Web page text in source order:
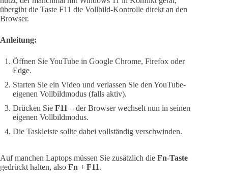
übergibt die Taste F11 die Vollbild-Kontrolle direkt an den
Browser.
Anleitung:
Öffnen Sie YouTube in Google Chrome, Firefox oder
Edge.
Starten Sie ein Video und verlassen Sie den YouTube-
eigenen Vollbildmodus (falls aktiv).
Drücken Sie F11 – der Browser wechselt nun in seinen
eigenen Vollbildmodus.
Die Taskleiste sollte dabei vollständig verschwinden.
Auf manchen Laptops müssen Sie zusätzlich die Fn-Taste
gedrückt halten, also Fn + F11.